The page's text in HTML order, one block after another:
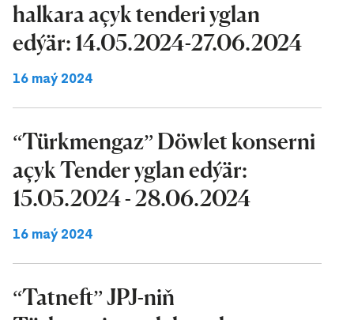
halkara açyk tenderi yglan
edýär: 14.05.2024-27.06.2024
16 maý 2024
“Türkmengaz” Döwlet konserni
açyk Tender yglan edýär:
15.05.2024 - 28.06.2024
16 maý 2024
“Tatneft” JPJ-niň